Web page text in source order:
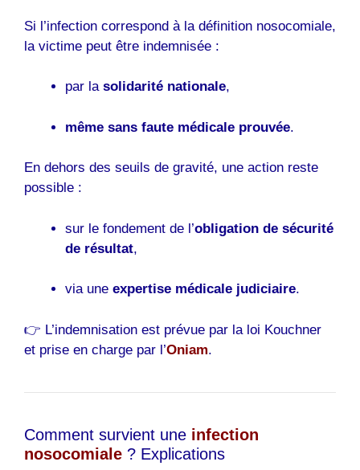
Si l’infection correspond à la définition nosocomiale,
la victime peut être indemnisée :
par la solidarité nationale,
même sans faute médicale prouvée.
En dehors des seuils de gravité, une action reste
possible :
sur le fondement de l’obligation de sécurité
de résultat,
via une expertise médicale judiciaire.
👉 L’indemnisation est prévue par la loi Kouchner
et prise en charge par l’Oniam.
Comment survient une infection
nosocomiale ? Explications